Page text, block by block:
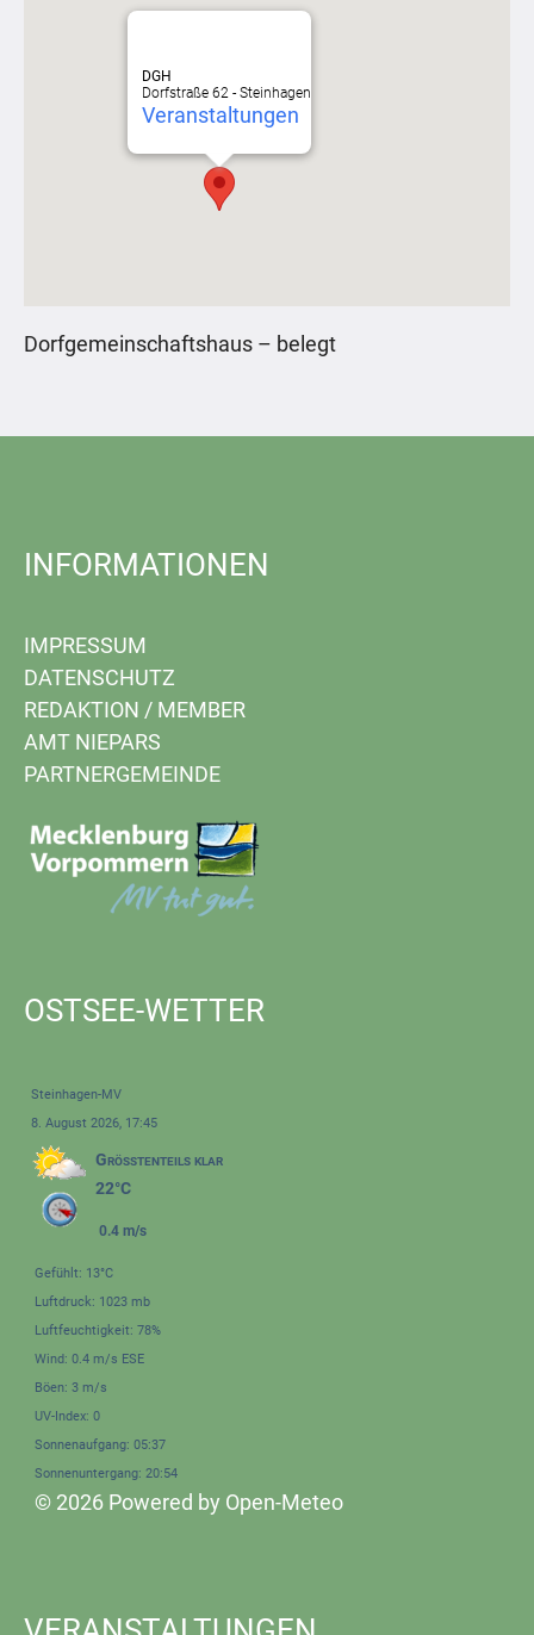
DGH
Dorfstraße 62 - Steinhagen
Veranstaltungen
Dorfgemeinschaftshaus – belegt
INFORMATIONEN
IMPRESSUM
DATENSCHUTZ
REDAKTION / MEMBER
AMT NIEPARS
PARTNERGEMEINDE
OSTSEE-WETTER
Steinhagen-MV
8. August 2026, 17:45
Größtenteils klar
22°C
0.4 m/s
Gefühlt: 13°C
Luftdruck: 1023 mb
Luftfeuchtigkeit: 78%
Wind: 0.4 m/s ESE
Böen: 3 m/s
UV-Index: 0
Sonnenaufgang: 05:37
Sonnenuntergang: 20:54
© 2026 Powered by Open-Meteo